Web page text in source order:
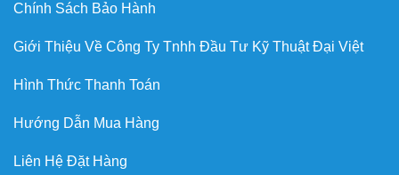
Chính Sách Bảo Hành
Giới Thiệu Về Công Ty Tnhh Đầu Tư Kỹ Thuật Đại Việt
Hình Thức Thanh Toán
Hướng Dẫn Mua Hàng
Liên Hệ Đặt Hàng